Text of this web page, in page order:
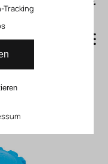
| ECLASS-Code (5.1)
Tracking